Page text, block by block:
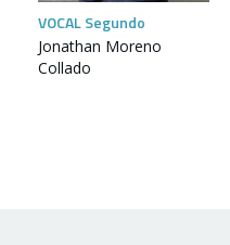
VOCAL Segundo
Jonathan Moreno
Collado